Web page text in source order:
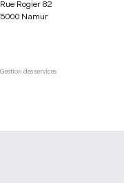
Rue Rogier 82
5000 Namur
Gestion des services